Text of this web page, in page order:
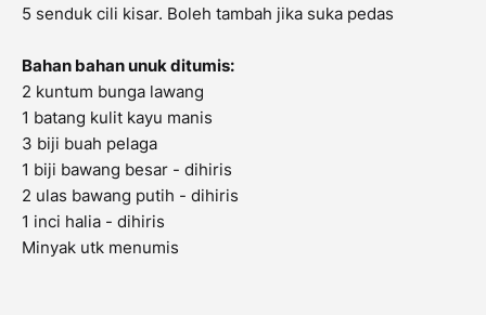
5 senduk cili kisar. Boleh tambah jika suka pedas
Bahan bahan unuk ditumis:
2 kuntum bunga lawang
1 batang kulit kayu manis
3 biji buah pelaga
1 biji bawang besar - dihiris
2 ulas bawang putih - dihiris
1 inci halia - dihiris
Minyak utk menumis